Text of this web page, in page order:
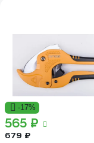
-17%
565 ₽
679 ₽